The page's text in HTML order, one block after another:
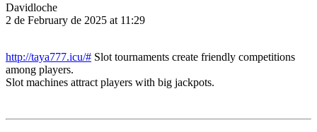
Davidloche
2 de February de 2025 at 11:29
http://taya777.icu/# Slot tournaments create friendly competitions
among players.
Slot machines attract players with big jackpots.